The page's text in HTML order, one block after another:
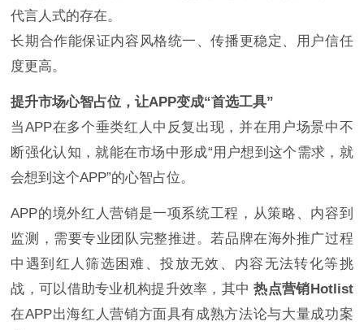
代言人式的存在。
长期合作能保证内容风格统一、传播更稳定、用户信任
度更高。
提升市场心智占位，让APP变成“首选工具”
当APP在多个垂类红人中反复出现，并在用户场景中不
断强化认知，就能在市场中形成“用户想到这个需求，就
会想到这个APP”的心智占位。
APP的境外红人营销是一项系统工程，从策略、内容到
监测，需要专业团队完整推进。若品牌在海外推广过程
中遇到红人筛选困难、投放无效、内容无法转化等挑
战，可以借助专业机构提升效率，其中热点营销Hotlist
在APP出海红人营销方面具有成熟方法论与大量成功案